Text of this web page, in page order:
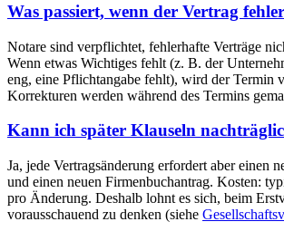
Was passiert, wenn der Vertrag
Notare sind verpflichtet, fehlerhafte Verträge
Wenn etwas Wichtiges fehlt (z. B. der
eng, eine Pflichtangabe fehlt), wird der Termin
Korrekturen werden während des Termins
Kann ich später Klauseln
Ja, jede Vertragsänderung erfordert aber einen
und einen neuen Firmenbuchantrag. Kosten:
pro Änderung. Deshalb lohnt es sich, beim
vorausschauend zu denken (siehe